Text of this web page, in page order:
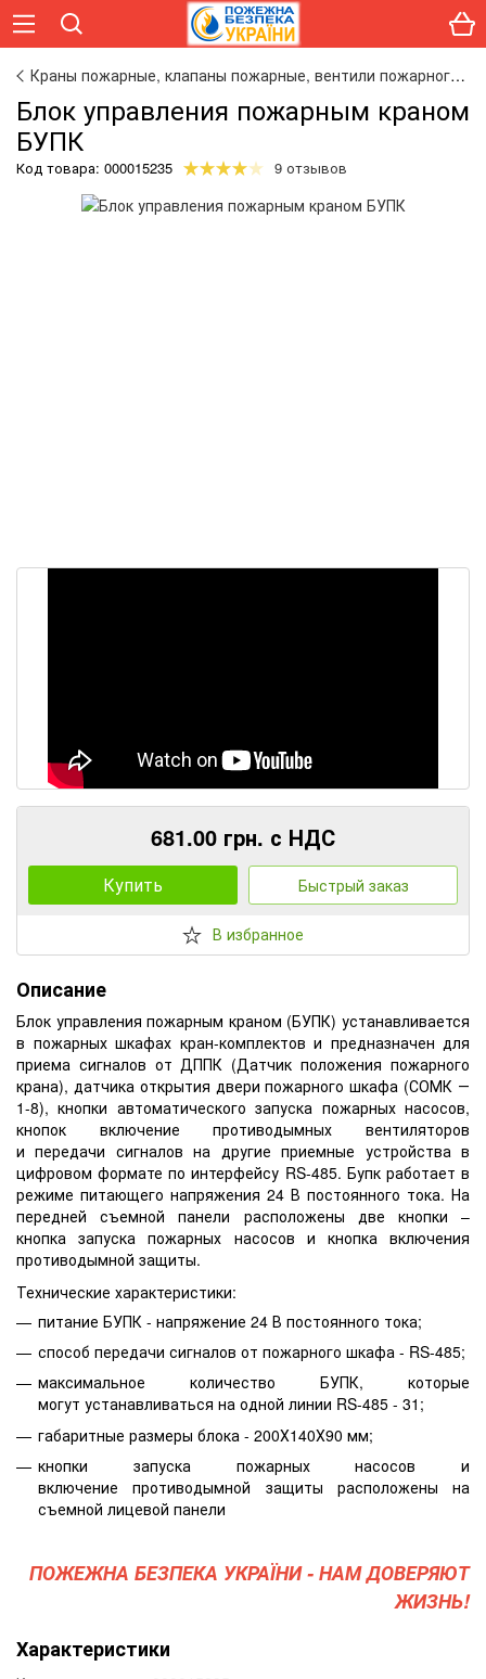
Краны пожарные, клапаны пожарные, вентили пожарного крана
Блок управления пожарным краном
БУПК
Код товара: 000015235 9 отзывов
681.00 грн. с НДС
Купить Быстрый заказ
В избранное
Описание
Блок управления пожарным краном (БУПК) устанавливается
в пожарных шкафах кран-комплектов и предназначен для
приема сигналов от ДППК (Датчик положения пожарного
крана), датчика открытия двери пожарного шкафа (СОМК ―
1-8), кнопки автоматического запуска пожарных насосов,
кнопок включение противодымных вентиляторов
и передачи сигналов на другие приемные устройства в
цифровом формате по интерфейсу RS-485. Бупк работает в
режиме питающего напряжения 24 В постоянного тока. На
передней съемной панели расположены две кнопки –
кнопка запуска пожарных насосов и кнопка включения
противодымной защиты.
Технические характеристики:
питание БУПК - напряжение 24 В постоянного тока;
способ передачи сигналов от пожарного шкафа - RS-485;
максимальное количество БУПК, которые
могут устанавливаться на одной линии RS-485 - 31;
габаритные размеры блока - 200Х140Х90 мм;
кнопки запуска пожарных насосов и
включение противодымной защиты расположены на
съемной лицевой панели
ПОЖЕЖНА БЕЗПЕКА УКРАЇНИ - НАМ ДОВЕРЯЮТ
ЖИЗНЬ!
Характеристики